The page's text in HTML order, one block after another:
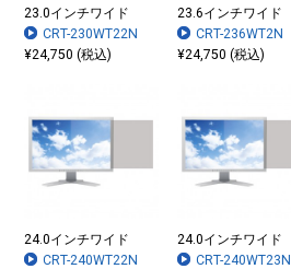
23.0インチワイド
CRT-230WT22N
¥24,750 (税込)
23.6インチワイド
CRT-236WT2N
¥24,750 (税込)
24.0インチワイド
CRT-240WT22N
24.0インチワイド
CRT-240WT23N